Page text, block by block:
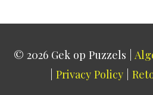
© 2026 Gek op Puzzels
Privacy Policy